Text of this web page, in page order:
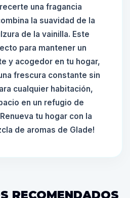
una fragancia
la suavidad de la
de la vainilla. Este
para mantener un
y acogedor en tu hogar,
frescura constante sin
cualquier habitación,
en un refugio de
tu hogar con la
de aromas de Glade!
RECOMENDADOS